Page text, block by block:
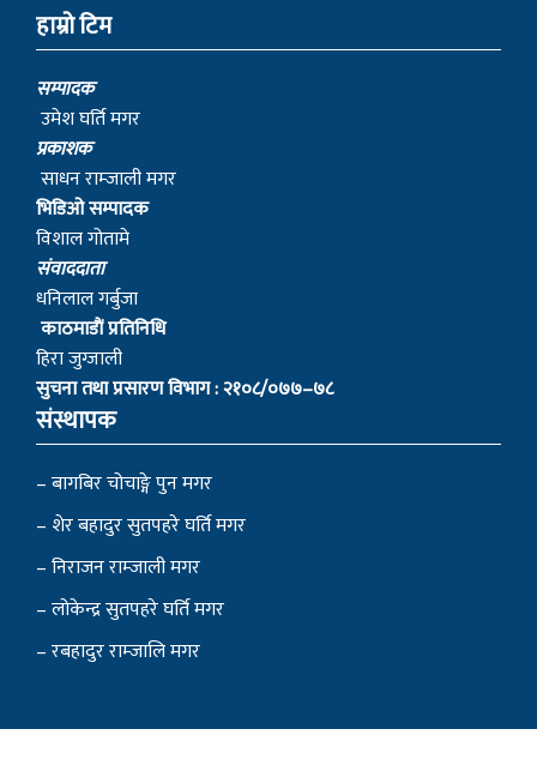
हाम्रो टिम
सम्पादक
उमेश घर्ति मगर
प्रकाशक
साधन राम्जाली मगर
भिडिओ सम्पादक
विशाल गोतामे
स‌ंवाददाता
धनिलाल गर्बुजा
काठमाडाैं प्रतिनिधि
हिरा जुग्जाली
सुचना तथा प्रसारण विभाग : २१०८/०७७–७८
संस्थापक
– बागबिर चोचाङ्गे पुन मगर
– शेर बहादुर सुतपहरे घर्ति मगर
– निराजन राम्जाली मगर
– लोकेन्द्र सुतपहरे घर्ति मगर
– रबहादुर राम्जालि मगर